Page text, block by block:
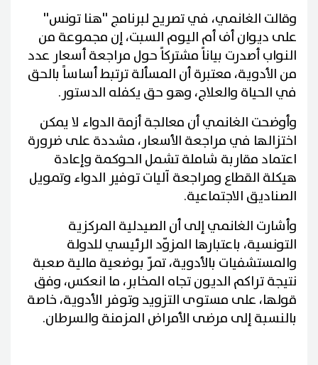
وقالت الغانمي، في تصريح لبرنامج ''هنا تونس''
على ديوان أف أم اليوم السبت، إن مجموعة من
النواب أصدرت بياناً مشتركاً حول مراجعة أسعار عدد
من الأدوية، معتبرة أن المسألة ترتبط أساساً بالحق
في الحياة والعلاج، وهو حق يكفله الدستور.
وأوضحت الغانمي أن معالجة أزمة الدواء لا يمكن
اختزالها في مراجعة الأسعار، مشددة على ضرورة
اعتماد مقاربة شاملة تشمل الحوكمة وإعادة
هيكلة القطاع ومراجعة آليات توفير الدواء وتمويل
الصناديق الاجتماعية.
وأشارت الغانمي إلى أن الصيدلية المركزية
التونسية، باعتبارها المزوّد الرئيسي للدولة
والمستشفيات بالأدوية، تمرّ بوضعية مالية صعبة
نتيجة تراكم الديون تجاه المخابر، ما انعكس، وفق
قولها، على مستوى التزويد وتوفر الأدوية، خاصة
بالنسبة إلى مرضى الأمراض المزمنة والسرطان.